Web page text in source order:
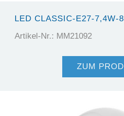
LED CLASSIC-E27-7,4W-
Artikel-Nr.: MM21092
ZUM